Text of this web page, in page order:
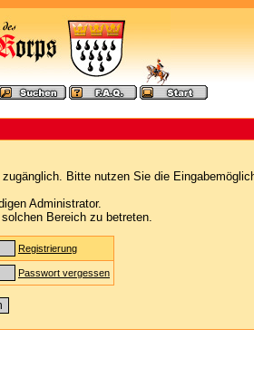
Bitte nutzen Sie die
Administrator.
Bereich zu betreten.
Registrierung
Passwort vergessen